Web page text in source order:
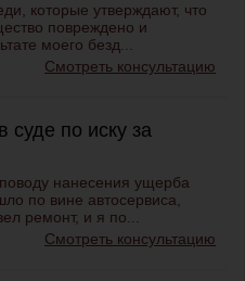
которые утверждают, что
повреждено и
моего безд...
Смотреть консультацию
по иску за
нанесения ущерба
по вине автосервиса,
ремонт, и я по...
Смотреть консультацию